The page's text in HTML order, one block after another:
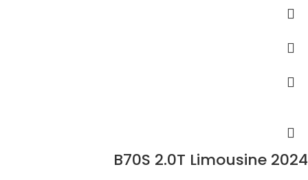
B70S 2.0T Limousine 2024